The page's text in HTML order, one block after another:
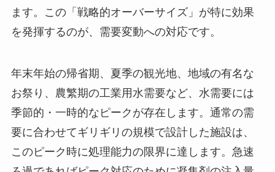
ます。この「戦略的オーバーサイズ」が特に効果
を発揮するのが、需要変動への対応です。
年末年始の帰省期、夏季の観光地、地域の有名な
お祭り、農繁期の工業用水需要など、水需要には
季節的・一時的なピークが存在します。通常の需
要に合わせてギリギリの規模で設計した施設は、
このピーク時に処理能力の限界に達します。急速